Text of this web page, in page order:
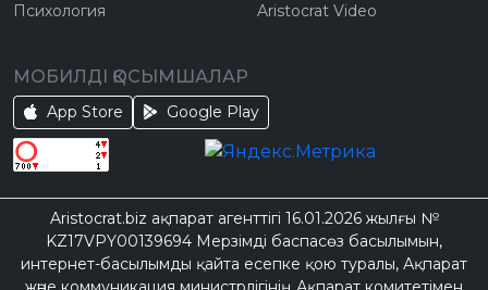
Психология
Aristocrat Video
МОБИЛДІ ҚОСЫМШАЛАР
App Store Google Play
Aristocrat.biz ақпарат агенттігі 16.01.2026 жылғы №
KZ17VPY00139694 Мерзімді баспасөз басылымын,
интернет-басылымды қайта есепке қою туралы, Ақпарат